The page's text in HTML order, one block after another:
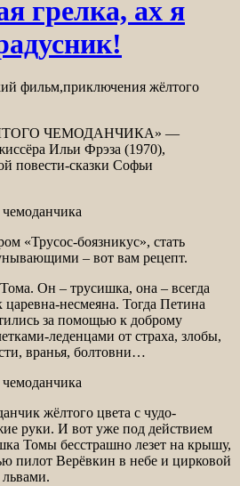
грелка, ах я
ЧЕМОДАНЧИКА» —
Ильи Фрэза (1970),
повести-сказки Софьи
«Трусос-боязникус», стать
– вот вам рецепт.
Он – трусишка, она – всегда
царевна-несмеяна. Тогда Петина
за помощью к доброму
леденцами от страха, злобы,
вранья, болтовни…
жёлтого цвета с чудо-
руки. И вот уже под действием
Томы бесстрашно лезет на крышу,
пилот Верёвкин в небе и цирковой
львами.